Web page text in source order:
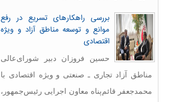
بررسی راهکارهای تسریع در رفع
موانع و توسعه مناطق آزاد و ویژه
اقتصادی
حسین فروزان دبیر شورای‌عالی
مناطق آزاد تجاری ـ صنعتی و ویژه اقتصادی با
محمدجعفر قائم‌پناه معاون اجرایی رئیس‌جمهور،